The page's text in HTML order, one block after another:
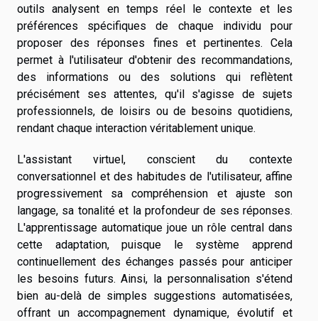
outils analysent en temps réel le contexte et les
préférences spécifiques de chaque individu pour
proposer des réponses fines et pertinentes. Cela
permet à l'utilisateur d'obtenir des recommandations,
des informations ou des solutions qui reflètent
précisément ses attentes, qu'il s'agisse de sujets
professionnels, de loisirs ou de besoins quotidiens,
rendant chaque interaction véritablement unique.
L'assistant virtuel, conscient du contexte
conversationnel et des habitudes de l'utilisateur, affine
progressivement sa compréhension et ajuste son
langage, sa tonalité et la profondeur de ses réponses.
L'apprentissage automatique joue un rôle central dans
cette adaptation, puisque le système apprend
continuellement des échanges passés pour anticiper
les besoins futurs. Ainsi, la personnalisation s'étend
bien au-delà de simples suggestions automatisées,
offrant un accompagnement dynamique, évolutif et